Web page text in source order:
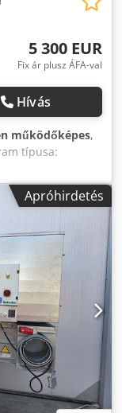
5 300 EUR
Fix ár plusz ÁFA-val
Hívás
működőképes,
típusa:
önállóan
közben sűrített
a készülék
oldalon
a
és
teljesítménye: 6,5
Pa Csatlakozó
szám: 0904
Apróhirdetés